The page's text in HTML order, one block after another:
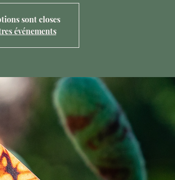
sont closes
événements